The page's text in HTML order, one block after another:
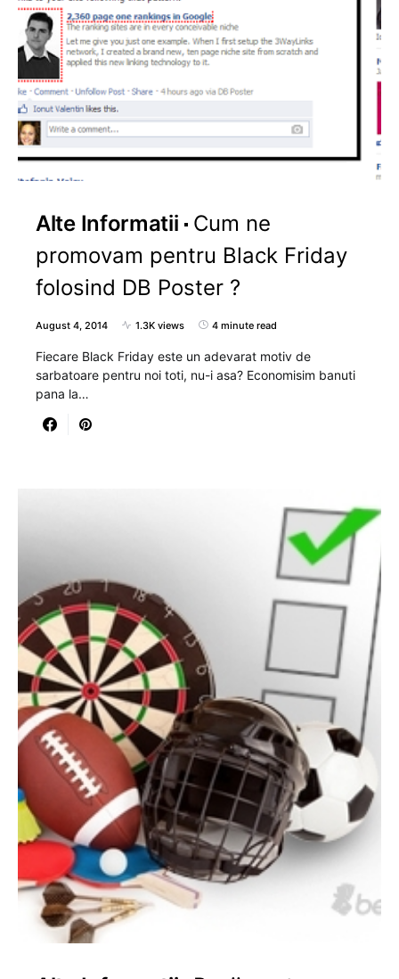
Alte Informatii
Cum ne
promovam pentru Black Friday
folosind DB Poster ?
August 4, 2014 1.3K views 4 minute read
Fiecare Black Friday este un adevarat motiv de
sarbatoare pentru noi toti, nu-i asa? Economisim banuti
pana la…